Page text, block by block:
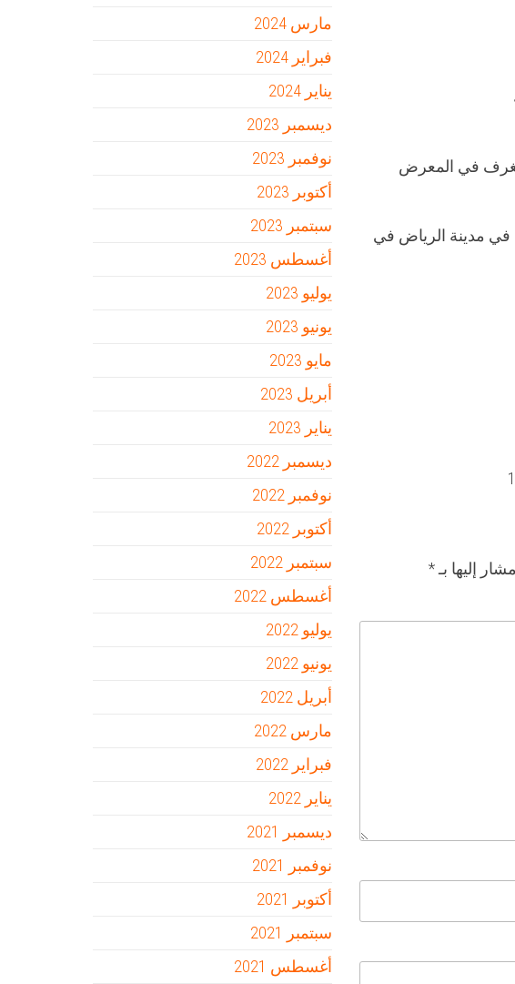
الغرف في المعرض
في مدينة الرياض في
إليها بـ*
مارس 2024
فبراير 2024
يناير 2024
ديسمبر 2023
نوفمبر 2023
أكتوبر 2023
سبتمبر 2023
أغسطس 2023
يوليو 2023
يونيو 2023
مايو 2023
أبريل 2023
يناير 2023
ديسمبر 2022
نوفمبر 2022
أكتوبر 2022
سبتمبر 2022
أغسطس 2022
يوليو 2022
يونيو 2022
أبريل 2022
مارس 2022
فبراير 2022
يناير 2022
ديسمبر 2021
نوفمبر 2021
أكتوبر 2021
سبتمبر 2021
أغسطس 2021